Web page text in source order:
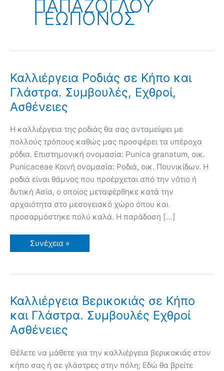
ΠΑΠΑΖΟΓΛΟΥ
ΓΕΩΠΟΝΟΣ
Καλλιέργεια Ροδιάς σε Κήπο και
Γλάστρα. Συμβουλές, Εχθροί,
Ασθένειες
Η καλλιέργεια της ροδιάς θα σας ανταμείψει με
πολλούς τρόπους καθώς μας προσφέρει τα υπέροχα
ρόδια. Επιστημονική ονομασία: Punica granatum, οικ.
Punicaceae Κοινή ονομασία: Ροδιά, οικ. Πουνικίδων. Η
ροδιά είναι θάμνος που προέρχεται από την νότιο ή
δυτική Ασία, ο οποίος μεταφέρθηκε κατά την
αρχαιότητα στο μεσογειακό χώρο όπου και
προσαρμόστηκε πολύ καλά. Η παράδοση […]
Καλλιέργεια
Ροδιάς
και
Εχθροί,
Ασθένειες
Συνέχεια »
Καλλιέργεια Βερικοκιάς σε Κήπο
και Γλάστρα. Συμβουλές Εχθροί
Ασθένειες
Θέλετε να μάθετε για την καλλιέργεια βερικοκιάς στον
κήπο σας ή σε γλάστρες στην πόλη; Εδώ θα βρείτε